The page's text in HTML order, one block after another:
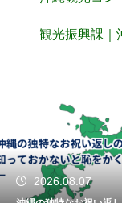
観光振興課｜
2026.08.07